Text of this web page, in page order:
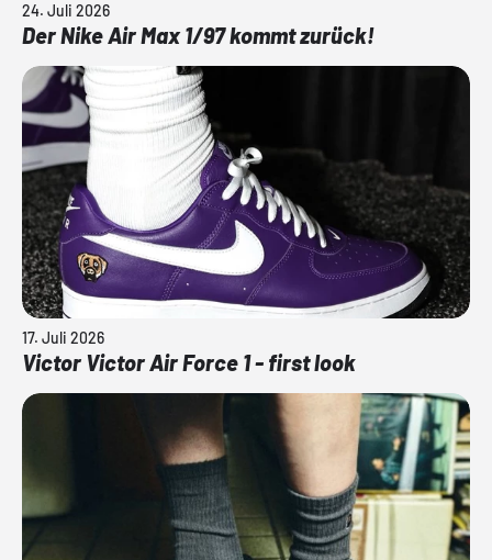
24. Juli 2026
Der Nike Air Max 1/97 kommt zurück!
17. Juli 2026
Victor Victor Air Force 1 - first look